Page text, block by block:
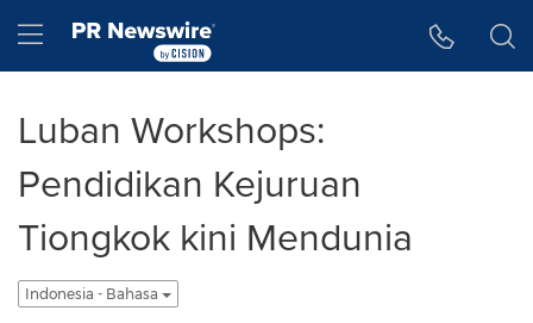
Hamburger menu
Luban Workshops:
Pendidikan Kejuruan
Tiongkok kini Mendunia
Indonesia - Bahasa